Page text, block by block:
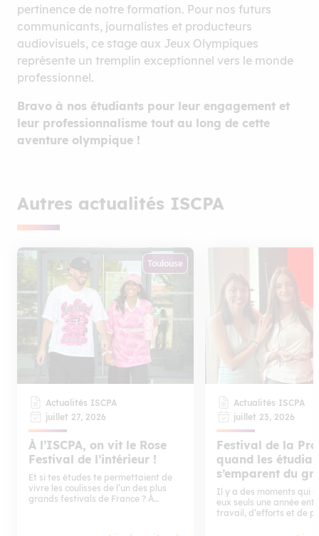
pertinence de notre formation. Pour nos futurs
communicants, journalistes et producteurs
audiovisuels, ce stage aux Jeux Olympiques
représente un tremplin exceptionnel vers le monde
professionnel.
Bravo à nos étudiants pour leur engagement et
leur professionnalisme tout au long de cette
aventure olympique !
Autres actualités ISCPA
Toulouse
Actualités ISCPA
juillet 27, 2026
À l’ISCPA, on vit le Rose
Festival de l’intérieur !
Et si tes études te permettaient de
vivre les coulisses de l’un des plus
grands festivals de France ? À
Actualités ISCPA
juillet 23, 2026
Festival de la
quand les
s’emparent du
écran
Il y a des moments qui
eux seuls une année
travail, d’efforts et de